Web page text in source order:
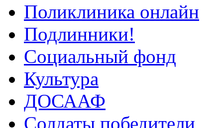
Поликлиника онлайн
Подлинники!
Социальный фонд
Культура
ДОСААФ
Солдаты победители